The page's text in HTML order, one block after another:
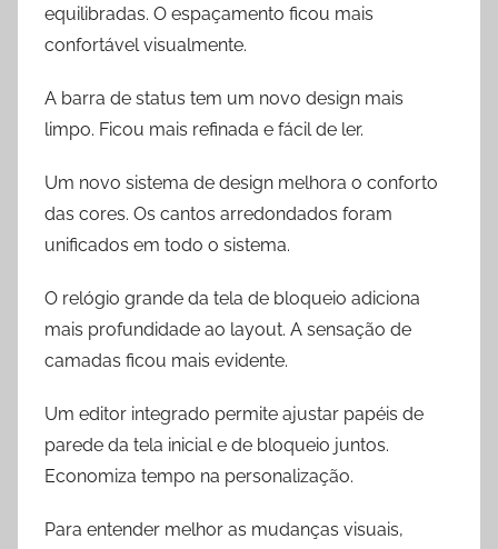
equilibradas. O espaçamento ficou mais
confortável visualmente.
A barra de status tem um novo design mais
limpo. Ficou mais refinada e fácil de ler.
Um novo sistema de design melhora o conforto
das cores. Os cantos arredondados foram
unificados em todo o sistema.
O relógio grande da tela de bloqueio adiciona
mais profundidade ao layout. A sensação de
camadas ficou mais evidente.
Um editor integrado permite ajustar papéis de
parede da tela inicial e de bloqueio juntos.
Economiza tempo na personalização.
Para entender melhor as mudanças visuais,